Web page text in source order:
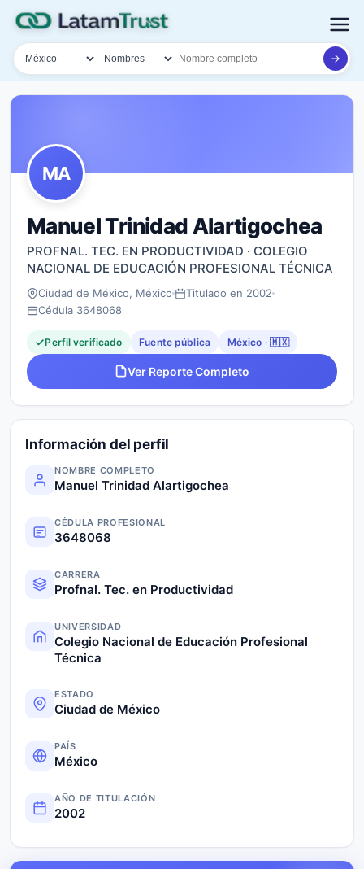
País
Tipo de búsqueda
Nombre o documento
MA
Manuel Trinidad Alartigochea
PROFNAL. TEC. EN PRODUCTIVIDAD · COLEGIO
NACIONAL DE EDUCACIÓN PROFESIONAL TÉCNICA
Ciudad de México, México
Titulado en 2002
Cédula 3648068
Perfil verificado Fuente pública México · 🇲🇽
Ver Reporte Completo
Información del perfil
NOMBRE COMPLETO
Manuel Trinidad Alartigochea
CÉDULA PROFESIONAL
3648068
CARRERA
Profnal. Tec. en Productividad
UNIVERSIDAD
Colegio Nacional de Educación Profesional
Técnica
ESTADO
Ciudad de México
PAÍS
México
AÑO DE TITULACIÓN
2002